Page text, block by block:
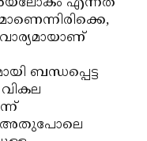
ബന്ധപ്പെട്ട
അതുപോലെ